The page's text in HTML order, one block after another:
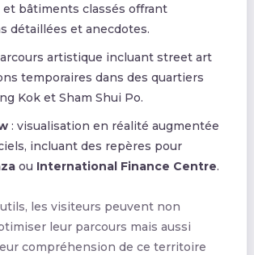
bâtiments classés offrant
détaillées et anecdotes.
artistique incluant street art
temporaires dans des quartiers
Kok et Sham Shui Po.
: visualisation en réalité augmentée
incluant des repères pour
ou International Finance Centre.
les visiteurs peuvent non
leur parcours mais aussi
compréhension de ce territoire